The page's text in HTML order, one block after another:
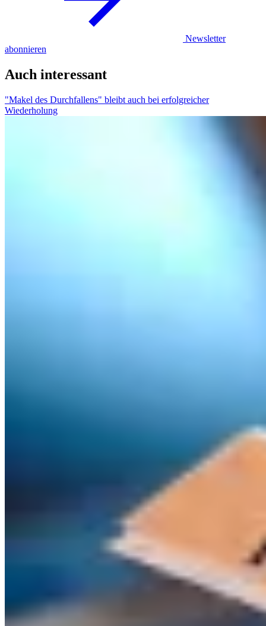
Newsletter
abonnieren
Auch interessant
"Makel des Durchfallens" bleibt auch bei erfolgreicher
Wiederholung